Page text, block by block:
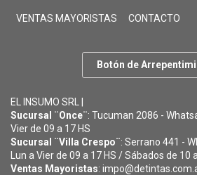
VENTAS MAYORISTAS CONTACTO
Botón de
EL INSUMO SRL |
Sucursal ¨Once¨: Tucuman 2086 -
Vier de 09 a 17 HS
Sucursal ¨Villa Crespo¨: Serrano 441 -
Lun a Vier de 09 a 17 HS / Sábados de 10
Ventas Mayoristas: